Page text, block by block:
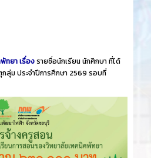
ทยา เรื่องรายชื่อนักเรียน นักศึกษา ที่ได้
ลุ่ม ประจำปีการศึกษา 2569 รอบที่